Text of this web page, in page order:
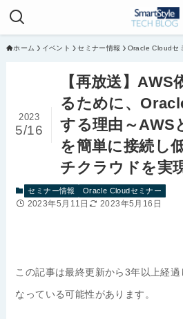
ホーム イベント セミナー情報 Oracle Cloudセ
【再放送】
るために、
する理由～AWS
を簡単に接続し
チクラウドを実
2023
5/16
セミナー情報 Oracle Cloudセミナー
2023年5月11日 2023年5月16日
この記事は最終更新から3年以上経過
なっている可能性があります。